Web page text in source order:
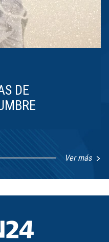
DE
Ver más